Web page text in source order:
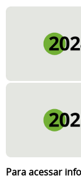
Para acessar